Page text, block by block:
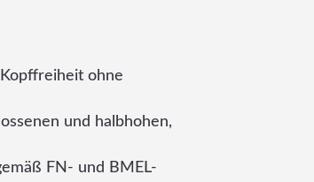
ohne
und halbhohen,
FN- und BMEL-